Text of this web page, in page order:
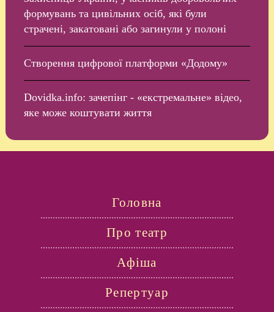
формувань та цивільних осіб, які були
страчені, закатовані або загинули у полоні
Створення цифрової платформи «Додому»
Dovidka.info: зачепінг - «екстремальне» відео,
яке може коштувати життя
Головна
Про театр
Афіша
Репертуар